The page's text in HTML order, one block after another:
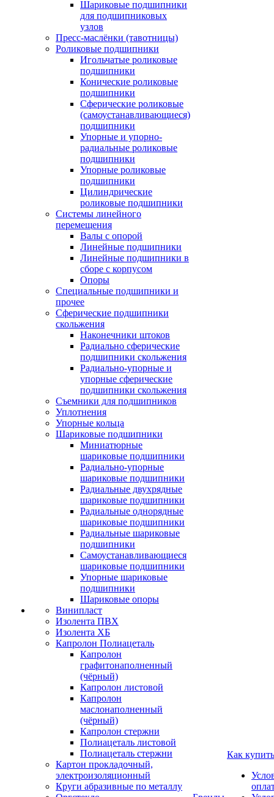
Шариковые подшипники
для подшипниковых
узлов
Пресс-маслёнки (тавотницы)
Роликовые подшипники
Игольчатые роликовые
подшипники
Конические роликовые
подшипники
Сферические роликовые
(самоустанавливающиеся)
подшипники
Упорные и упорно-
радиальные роликовые
подшипники
Упорные роликовые
подшипники
Цилиндрические
роликовые подшипники
Системы линейного
перемещения
Валы с опорой
Линейные подшипники
Линейные подшипники в
сборе с корпусом
Опоры
Специальные подшипники и
прочее
Сферические подшипники
скольжения
Наконечники штоков
Радиально сферические
подшипники скольжения
Радиально-упорные и
упорные сферические
подшипники скольжения
Съемники для подшипников
Уплотнения
Упорные кольца
Шариковые подшипники
Миниатюрные
шариковые подшипники
Радиально-упорные
шариковые подшипники
Радиальные двухрядные
шариковые подшипники
Радиальные однорядные
шариковые подшипники
Радиальные шариковые
подшипники
Самоустанавливающиеся
шариковые подшипники
Упорные шариковые
подшипники
Шариковые опоры
Винипласт
Изолента ПВХ
Изолента ХБ
Капролон Полиацеталь
Капролон
графитонаполненный
(чёрный)
Капролон листовой
Капролон
маслонаполненный
(чёрный)
Капролон стержни
Полиацеталь листовой
Полиацеталь стержни
Картон прокладочный,
электроизоляционный
Круги абразивные по металлу
Как купить